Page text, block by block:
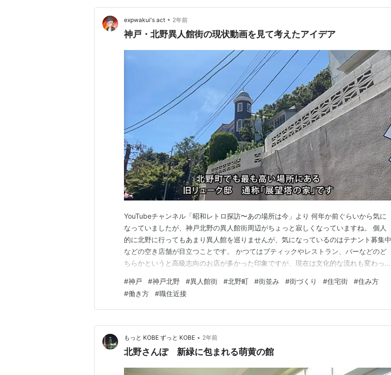
expwakui's act • 2年前
神戸・北野異人館街の現状動画を見て考えたアイデア
YouTubeチャンネル「昭和レトロ探訪〜あの場所は今」より 何年か前ぐらいから気に
なっていましたが、神戸北野の異人館街周辺がちょっと寂しくなっていますね。 個人
的に北野に行ってもあまり異人館を巡りませんが、気になっているのはテナント募集中
などの空き店舗が目立つことです。 かつてはブティックやレストラン、バーなどのど
ちらかというと高級志向のお店が多かった印象ですが、現在は文化的な流れも変わって
現状をレポートしている動画 きょう、このような動画を見つけました。異人館と町の
ことを詳しく紹介されていて勉強になりましたが、や…
#神戸 #神戸北野 #異人館街 #北野町 #街並み #街づくり #住宅街 #住み方
#働き方 #職住近接
もっと KOBE ずっと KOBE • 2年前
北野さんぽ 新緑に包まれる萌黄の館